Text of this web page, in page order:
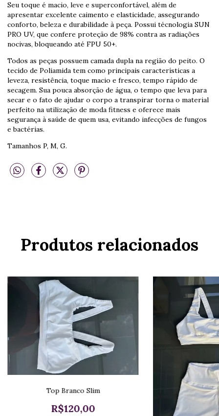
Seu toque é macio, leve e superconfortável, além de
apresentar excelente caimento e elasticidade, assegurando
conforto, beleza e durabilidade à peça. Possui técnologia SUN
PRO UV, que confere proteção de 98% contra as radiações
nocivas, bloqueando até FPU 50+.
Todos as peças possuem camada dupla na região do peito. O
tecido de Poliamida tem como principais características a
leveza, resistência, toque macio e fresco, tempo rápido de
secagem. Sua pouca absorção de água, o tempo que leva para
secar e o fato de ajudar o corpo a transpirar torna o material
perfeito na utilização de moda fitness e oferece mais
segurança à saúde de quem usa, evitando infecções de fungos
e bactérias.
Tamanhos P, M, G.
Produtos relacionados
Top Branco Slim
R$120,00